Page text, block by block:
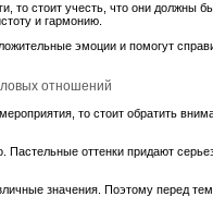
стоит учесть, что они должны
и гармонию.
эмоции и помогут
отношений
то стоит обратить
оттенки придают
значения. Поэтому перед